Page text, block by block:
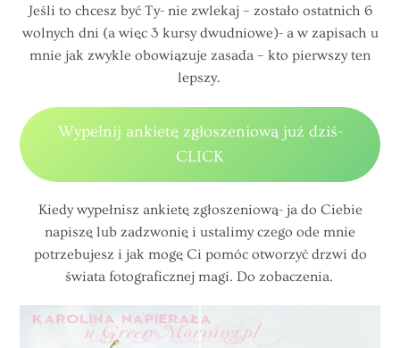
Jeśli to chcesz być Ty- nie zwlekaj – zostało ostatnich 6
wolnych dni (a więc 3 kursy dwudniowe)- a w zapisach u
mnie jak zwykle obowiązuje zasada – kto pierwszy ten
lepszy.
Wypełnij ankietę zgłoszeniową już dziś-
CLICK
Kiedy wypełnisz ankietę zgłoszeniową- ja do Ciebie
napiszę lub zadzwonię i ustalimy czego ode mnie
potrzebujesz i jak mogę Ci pomóc otworzyć drzwi do
świata fotograficznej magi. Do zobaczenia.